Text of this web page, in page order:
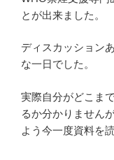
とが出来ました。
ディスカッション
な一日でした。
実際自分がどこま
るか分かりません
よう今一度資料を